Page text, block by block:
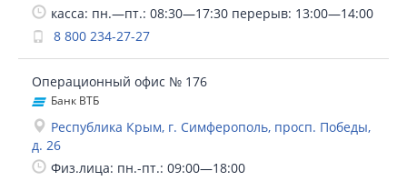
касса: пн.—пт.: 08:30—17:30 перерыв: 13:00—14:00
8 800 234-27-27
Операционный офис № 176
Банк ВТБ
Республика Крым, г. Симферополь, просп. Победы,
д. 26
Физ.лица: пн.-пт.: 09:00—18:00